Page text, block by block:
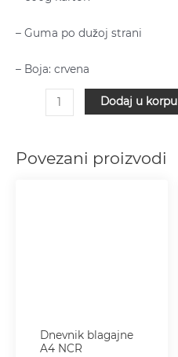
– Guma po dužoj strani
– Boja: crvena
Dodaj u korpu
Povezani proizvodi
Dnevnik blagajne
A4 NCR